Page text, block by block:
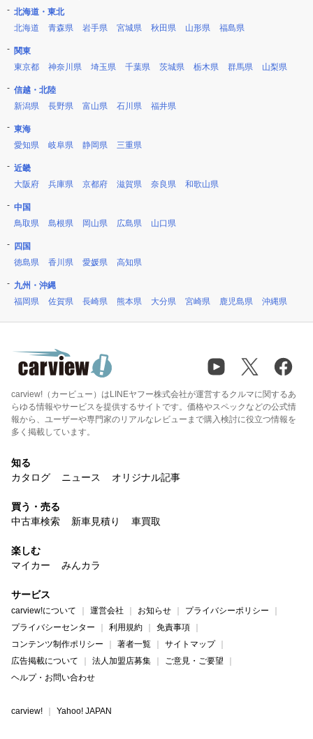
北海道・東北
北海道
青森県 岩手県 宮城県 秋田県 山形県 福島県
関東
東京都
神奈川県 埼玉県 千葉県 茨城県 栃木県 群馬県 山梨県
信越・北陸
新潟県
長野県 富山県 石川県 福井県
東海
愛知県
岐阜県 静岡県 三重県
近畿
大阪府
兵庫県 京都府 滋賀県 奈良県 和歌山県
中国
鳥取県
島根県 岡山県 広島県 山口県
四国
徳島県
香川県 愛媛県 高知県
九州・沖縄
福岡県
佐賀県 長崎県 熊本県 大分県 宮崎県 鹿児島県 沖縄県
carview!（カービュー）はLINEヤフー株式会社が運営するクルマに関するあ
らゆる情報やサービスを提供するサイトです。価格やスペックなどの公式情
報から、ユーザーや専門家のリアルなレビューまで購入検討に役立つ情報を
多く掲載しています。
知る
カタログ
ニュース オリジナル記事
買う・売る
中古車検索
新車見積り 車買取
楽しむ
マイカー
みんカラ
サービス
carview!について 運営会社 お知らせ
プライバシーポリシー
プライバシーセンター
利用規約
免責事項
コンテンツ制作ポリシー
著者一覧
サイトマップ
広告掲載について
法人加盟店募集
ご意見・ご要望
ヘルプ・お問い合わせ
carview! Yahoo! JAPAN